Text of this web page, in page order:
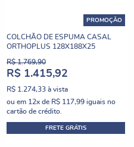
PROMOÇÃO
COLCHÃO DE ESPUMA CASAL
ORTHOPLUS 128X188X25
R$ 1.769,90
R$ 1.415,92
R$ 1.274,33 à vista
ou em 12x de R$ 117,99 iguais no
cartão de crédito.
FRETE GRÁTIS